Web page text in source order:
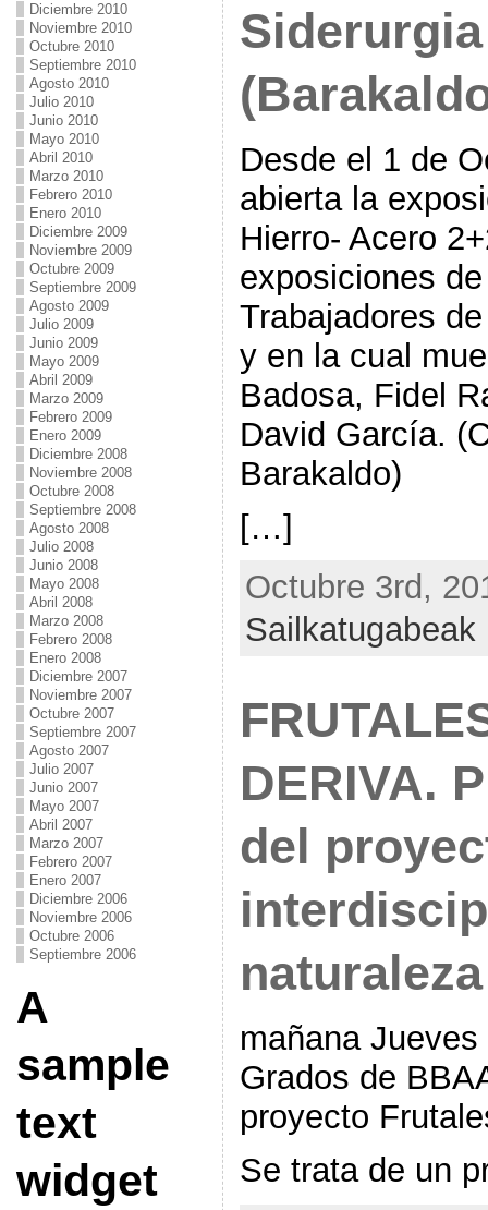
Diciembre 2010
Noviembre 2010
Octubre 2010
Septiembre 2010
Agosto 2010
Julio 2010
Junio 2010
Mayo 2010
Abril 2010
Marzo 2010
Febrero 2010
Enero 2010
Diciembre 2009
Noviembre 2009
Octubre 2009
Septiembre 2009
Agosto 2009
Julio 2009
Junio 2009
Mayo 2009
Abril 2009
Marzo 2009
Febrero 2009
Enero 2009
Diciembre 2008
Noviembre 2008
Octubre 2008
Septiembre 2008
Agosto 2008
Julio 2008
Junio 2008
Mayo 2008
Abril 2008
Marzo 2008
Febrero 2008
Enero 2008
Diciembre 2007
Noviembre 2007
Octubre 2007
Septiembre 2007
Agosto 2007
Julio 2007
Junio 2007
Mayo 2007
Abril 2007
Marzo 2007
Febrero 2007
Enero 2007
Diciembre 2006
Noviembre 2006
Octubre 2006
Septiembre 2006
A
sample
text
widget
Desde el 1 de
abierta la
Hierro- Acero
exposiciones
Trabajadores
y en la cual
Badosa, Fidel
David García.
Barakaldo)
[…]
Octubre 3rd,
Sailkatugabeak
DERIVA.
del
mañana
Grados de
proyecto
Se trata de un